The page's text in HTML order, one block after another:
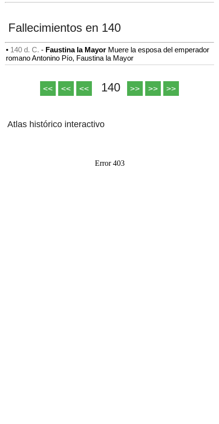
Fallecimientos en 140
• 140 d. C. - Faustina la Mayor Muere la esposa del emperador
romano Antonino Pío, Faustina la Mayor
<< << << 140 >> >> >>
Atlas histórico interactivo